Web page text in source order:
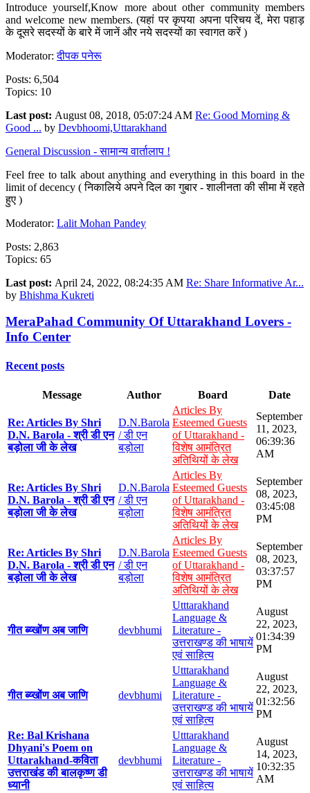
Introduce yourself,Know more about other community members
and welcome new members. (यहां पर कृपया अपना परिचय दें, मेरा पहाड़
के दूसरे सदस्यों के बारे में जानें और नये सदस्यों का स्वागत करें )
Moderator:दीपक पनेरू
Posts: 6,504
Topics: 10
Last post: August 08, 2018, 05:07:24 AM Re: Good Morning &
Good ... by Devbhoomi,Uttarakhand
General Discussion - सामान्य वार्तालाप !
Feel free to talk about anything and everything in this board in the
limit of decency ( निकालिये अपने दिल का गुबार - शालीनता की सीमा में रहते
हुए )
Moderator: Lalit Mohan Pandey
Posts: 2,863
Topics: 65
Last post: April 24, 2022, 08:24:35 AM Re: Share Informative Ar...
by Bhishma Kukreti
MeraPahad Community Of Uttarakhand Lovers -
Info Center
Recent posts
Message Author Board Date
Re: Articles By Shri
D.N. Barola - श्री डी एन
बड़ोला जी के लेख
D.N.Barola
/ डी एन
बड़ोला
Articles By
Esteemed Guests
of Uttarakhand -
विशेष आमंत्रित
अतिथियों के लेख
September
11, 2023,
06:39:36
AM
Re: Articles By Shri
D.N. Barola - श्री डी एन
बड़ोला जी के लेख
D.N.Barola
/ डी एन
बड़ोला
Articles By
Esteemed Guests
of Uttarakhand -
विशेष आमंत्रित
अतिथियों के लेख
September
08, 2023,
03:45:08
PM
Re: Articles By Shri
D.N. Barola - श्री डी एन
बड़ोला जी के लेख
D.N.Barola
/ डी एन
बड़ोला
Articles By
Esteemed Guests
of Uttarakhand -
विशेष आमंत्रित
अतिथियों के लेख
September
08, 2023,
03:37:57
PM
गीत ब्य्खोंण अब जाणि devbhumi
Utttarakhand
Language &
Literature -
उत्तराखण्ड की भाषायें
एवं साहित्य
August
22, 2023,
01:34:39
PM
गीत ब्य्खोंण अब जाणि devbhumi
Utttarakhand
Language &
Literature -
उत्तराखण्ड की भाषायें
एवं साहित्य
August
22, 2023,
01:32:56
PM
Re: Bal Krishana
Dhyani's Poem on
Uttarakhand-कविता
उत्तराखंड की बालकृष्ण डी
ध्यानी
devbhumi
Utttarakhand
Language &
Literature -
उत्तराखण्ड की भाषायें
एवं साहित्य
August
14, 2023,
10:32:35
AM